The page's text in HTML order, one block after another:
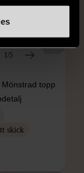
1/5
topp
skick